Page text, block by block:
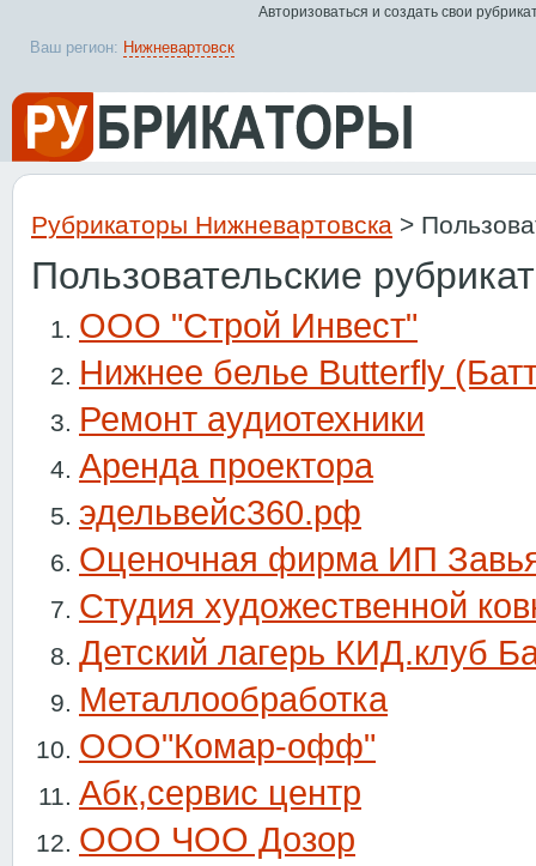
Рубрикаторы Нижневартовска >
Пользовательские
ООО "Строй Инвест"
Нижнее белье Butterfly
Ремонт аудиотехники
Аренда проектора
эдельвейс360.рф
Оценочная фирма ИП
Студия художественной
Детский лагерь КИД.клуб
Металлообработка
ООО"Комар-офф"
Абк,сервис центр
ООО ЧОО Дозор
Ваш регион: Нижневартовск
Авторизоваться и создать свои